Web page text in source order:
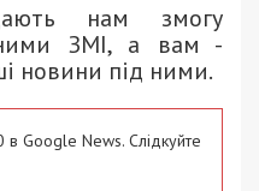
нам змогу
ЗМІ, а вам -
новини під ними.
Google News. Слідкуйте